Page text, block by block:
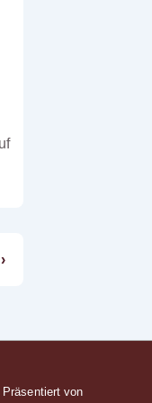
| Präsentiert von